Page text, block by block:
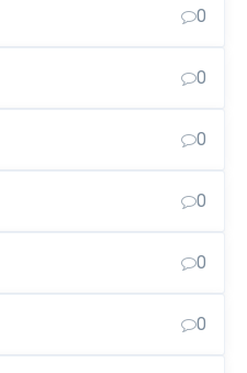
0
0
0
0
0
0